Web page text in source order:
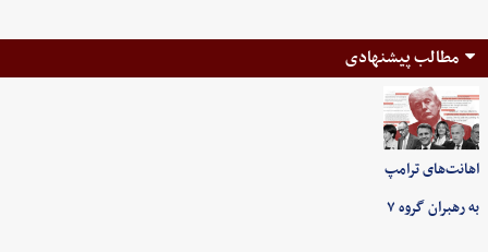
مطالب پیشنهادی
اهانت‌های ترامپ
به رهبران گروه ۷